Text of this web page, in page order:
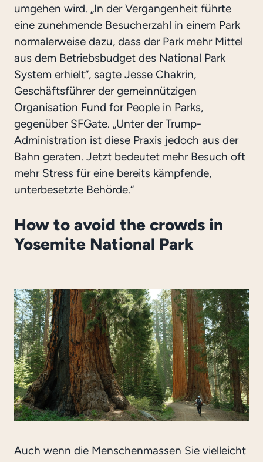
umgehen wird. „In der Vergangenheit führte
eine zunehmende Besucherzahl in einem Park
normalerweise dazu, dass der Park mehr Mittel
aus dem Betriebsbudget des National Park
System erhielt“, sagte Jesse Chakrin,
Geschäftsführer der gemeinnützigen
Organisation Fund for People in Parks,
gegenüber SFGate. „Unter der Trump-
Administration ist diese Praxis jedoch aus der
Bahn geraten. Jetzt bedeutet mehr Besuch oft
mehr Stress für eine bereits kämpfende,
unterbesetzte Behörde.“
How to avoid the crowds in
Yosemite National Park
Auch wenn die Menschenmassen Sie vielleicht